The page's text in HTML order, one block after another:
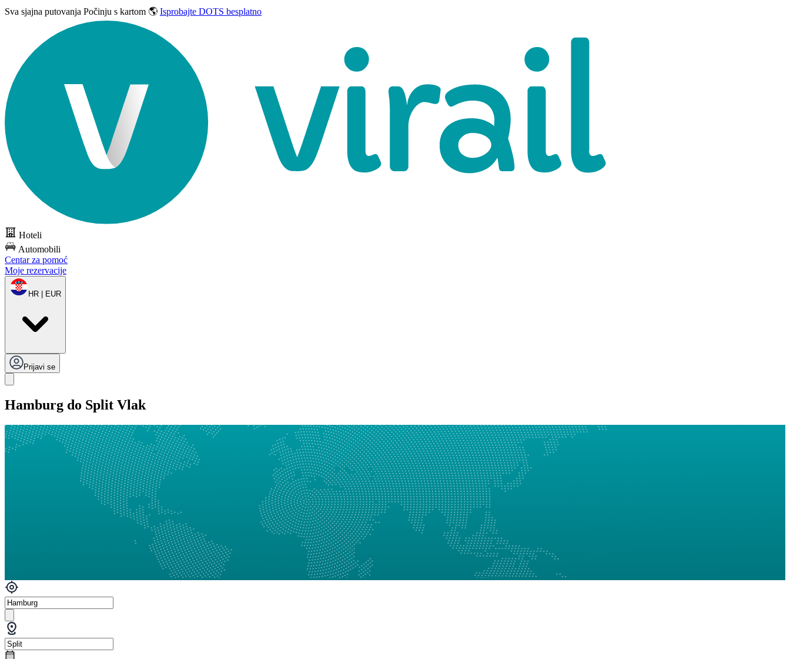
Sva sjajna putovanja Počinju s kartom 🌎 Isprobajte DOTS besplatno
Hoteli
Automobili
Centar za pomoć
Moje rezervacije
HR | EUR
Prijavi se
Hamburg do Split Vlak